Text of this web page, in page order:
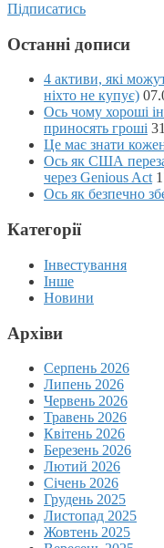
Підписатись
Останні дописи
4 активи, які
ніхто не купує)
Ось чому хороші
приносять гроші
Це має знати
Ось як США
через Genious Act
Ось як безпечно
Категорії
Інвестування
Інше
Новини
Архіви
Серпень 2026
Липень 2026
Червень 2026
Травень 2026
Квітень 2026
Березень 2026
Лютий 2026
Січень 2026
Грудень 2025
Листопад 2025
Жовтень 2025